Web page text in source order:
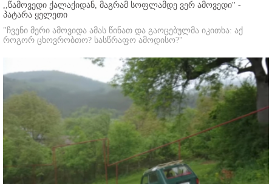
,,წამოვედი ქალაქიდან, მაგრამ სოფლამდე ვერ ამოვედი'' -
პატარა ყელეთი
"ჩვენი მერი ამოვიდა ამას წინათ და გაოცებულმა იკითხა: აქ
როგორ ცხოვრობთო? სასწრაფო ამოდისო?"